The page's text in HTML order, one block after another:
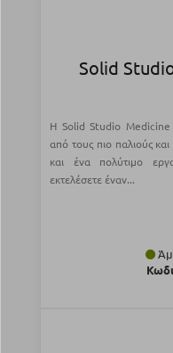
Solid
Η Solid Studio Medicine
από τους πιο παλιούς
και ένα πολύτιμο
εκτελέσετε έναν...